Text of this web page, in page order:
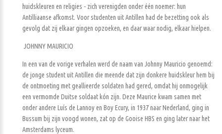
huidskleuren en religies - zich verenigden onder één noemer: hun
Antilliaanse afkomst. Voor studenten uit Antillen had de bezetting ook als
gevolg dat zij elkaar gingen opzoeken, en daar waar nodig, elkaar hielpen.
JOHNNY MAURICIO
In een van de vorige verhalen werd de naam van Johnny Mauricio genoemd:
de jonge student uit Antillen die meende dat zijn donkere huidskleur hem bij
de ontmoeting met geallieerde soldaten had gered, omdat hij onmogelijk
een vermomde Duitse soldaat kón zijn. Deze Maurice kwam samen met
onder andere Luís de Lannoy en Boy Ecury, in 1937 naar Nederland, ging in
Bussum bij zijn voogd wonen, zat op de Gooise HBS en ging later naar het
Amsterdams lyceum.